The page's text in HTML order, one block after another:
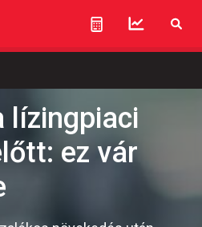
lízingpiaci
ez vár